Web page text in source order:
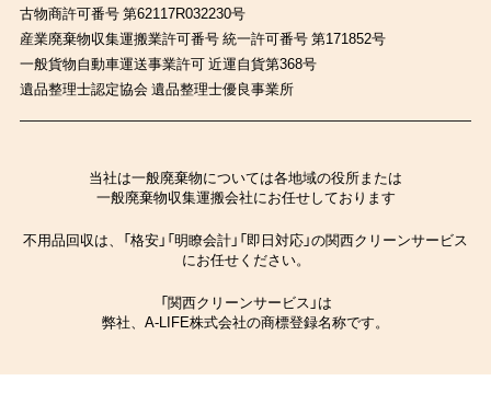
古物商許可番号 第62117R032230号
産業廃棄物収集運搬業許可番号 統一許可番号 第171852号
一般貨物自動車運送事業許可 近運自貨第368号
遺品整理士認定協会 遺品整理士優良事業所
当社は一般廃棄物については各地域の役所または
一般廃棄物収集運搬会社にお任せしております
不用品回収は、「格安」「明瞭会計」「即日対応」の関西クリーンサービス
にお任せください。
「関西クリーンサービス」は
弊社、A-LIFE株式会社の商標登録名称です。